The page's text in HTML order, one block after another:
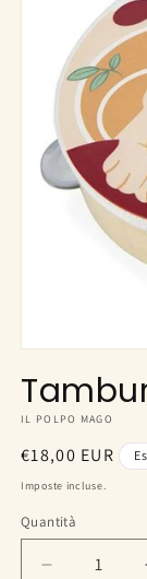
multimediali
in
modale
IL POLPO MAGO
Prezzo
di
€18,00 EUR
Imposte incluse.
Quantità
Diminuisci